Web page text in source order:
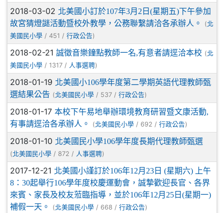
2018-03-02 北美國小訂於107年3月2日(星期五)下午參加
故宮猜燈謎活動暨校外教學，公務聯繫請洽各承辦人。
(北
美國民小學 / 451 / 行政公告)
2018-02-21 誠徵音樂鐘點教師一名,有意者請逕洽本校 (北
美國民小學 / 1317 / 人事選聘)
2018-01-19 北美國小106學年度第二學期英語代理教師甄
選結果公告 (北美國民小學 / 537 / 行政公告)
2018-01-17 本校下午易地舉辦環境教育研習暨文康活動,
有事請逕洽各承辦人。
(北美國民小學 / 692 / 行政公告)
2018-01-10 北美國民小學106學年度長期代理教師甄選
(北美國民小學 / 872 / 人事選聘)
2017-12-21 北美國小謹訂於106年12月23日 (星期六) 上午
8：30起舉行106學年度校慶運動會，誠摯歡迎長官、各界
來賓、家長及校友蒞臨指導，並於106年12月25日(星期一)
補假一天。
(北美國民小學 / 668 / 行政公告)